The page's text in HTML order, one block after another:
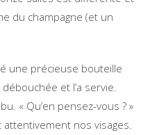
du champagne (et un
une précieuse bouteille
et l’a servie.
« Qu’en pensez-vous ? »
nos visages.